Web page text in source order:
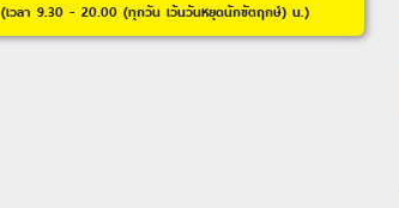
(เวลา 9.30 - 20.00 (ทุกวัน เว้นวันหยุดนักขัตฤกษ์) น.)